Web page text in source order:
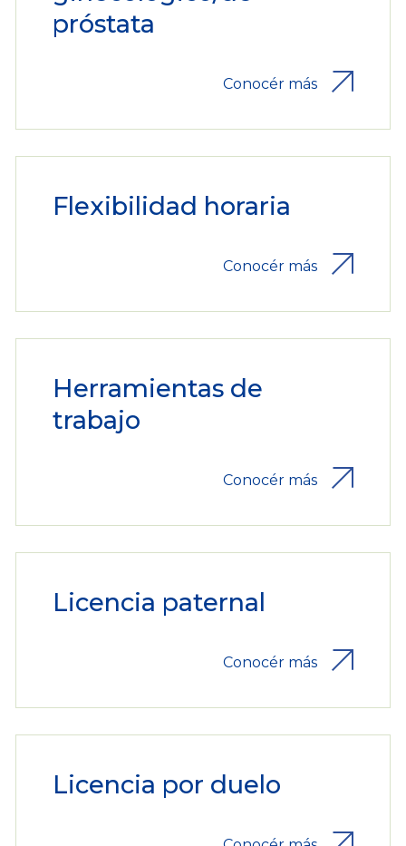
próstata
Conocér más
Flexibilidad horaria
Conocér más
Herramientas de
trabajo
Conocér más
Licencia paternal
Conocér más
Licencia por duelo